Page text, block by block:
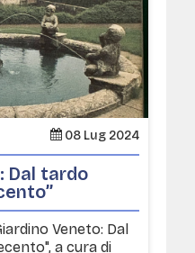
08 Lug 2024
Dal tardo
Veneto: Dal
a cura di